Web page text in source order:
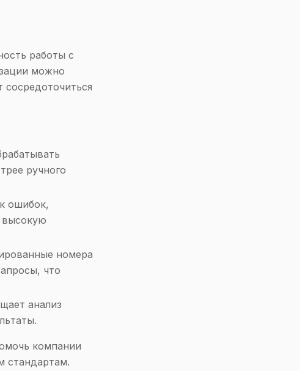
работы с
можно
ручного
ошибок,
высокую
номера
что
анализ
компании
стандартам.